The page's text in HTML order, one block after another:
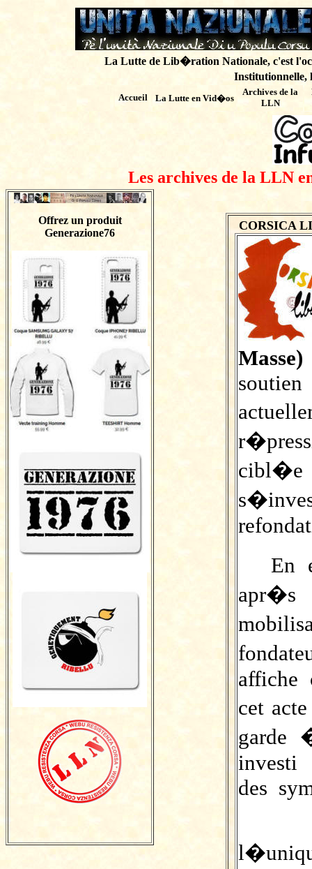
La Lutte de Lib�ration Nationale, c'est
Institutionnelle,
Accueil La Lutte en Vid�os
Archives de la
LLN
Les archives de la LLN
Offrez un produit
Generazione76
CORSICA
En
apr�s
affiche
cet
investi
des